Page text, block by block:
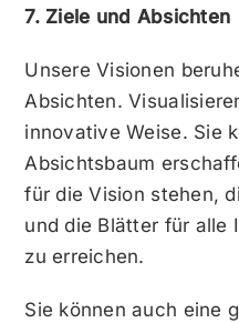
7. Ziele und Absichten
Unsere Visionen
Absichten.
innovative Weise. Sie
Absichtsbaum
für die Vision stehen,
und die Blätter für alle
zu erreichen.
Sie können auch eine